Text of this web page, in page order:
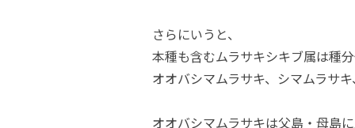
さらにいうと、
本種も含むムラサキシキブ属は種
オオバシマムラサキ、シマムラサ
オオバシマムラサキは父島・母島